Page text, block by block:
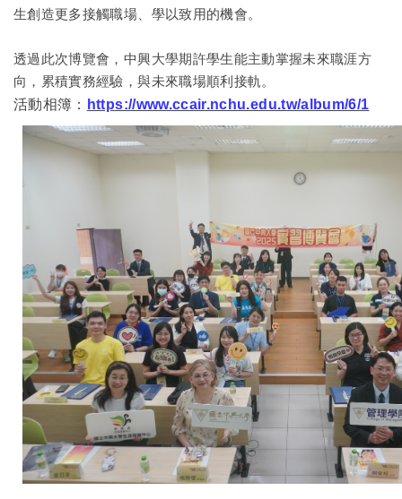
生創造更多接觸職場、學以致用的機會。
透過此次博覽會， 中興大學期許學生能主動掌握未來職涯方
向，累積實務經驗，與未來職場順利接軌。
活動相簿：
https://www.ccair.nchu.edu.tw/album/6/1